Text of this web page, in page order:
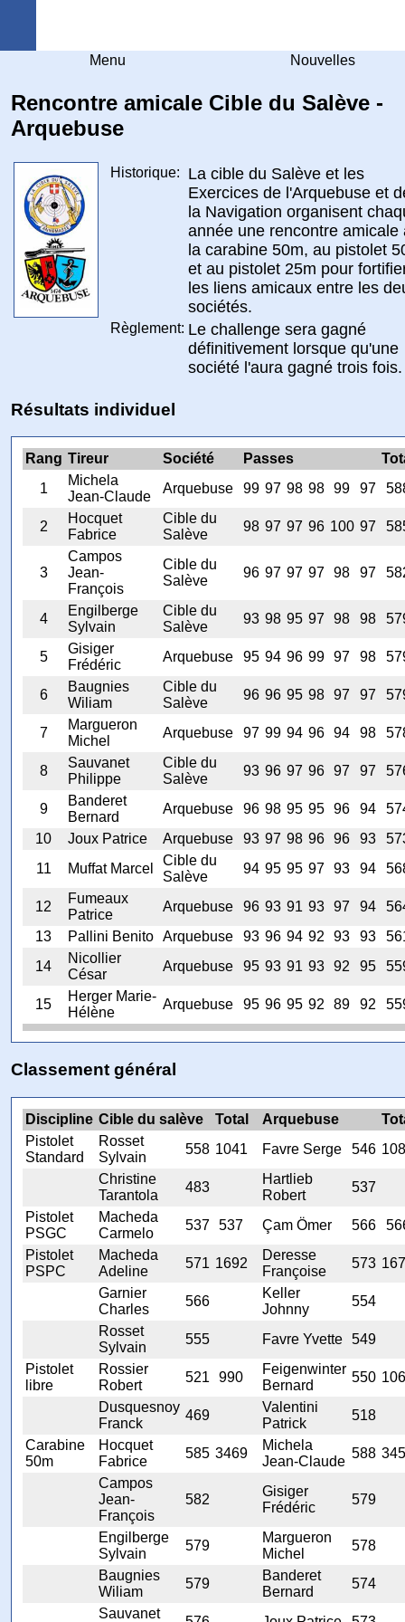
Menu Nouvelles
Rencontre amicale Cible du Salève -
Arquebuse
Historique:
La cible du Salève et les
Exercices de l'Arquebuse et
la Navigation organisent
année une rencontre amicale
la carabine 50m, au pistolet
et au pistolet 25m pour
les liens amicaux entre les
sociétés.
Règlement: Le challenge sera gagné
définitivement lorsque qu'une
société l'aura gagné trois fois.
Résultats individuel
Rang Tireur Société Passes
1
Michela
Jean-Claude
Arquebuse 99 97 98 98 99 97
2
Hocquet
Fabrice
Cible du
Salève
98 97 97 96 100 97
3
Campos
Jean-
François
Cible du
Salève
96 97 97 97 98 97
4
Engilberge
Sylvain
Cible du
Salève
93 98 95 97 98 98
5
Gisiger
Frédéric
Arquebuse 95 94 96 99 97 98
6
Baugnies
Wiliam
Cible du
Salève
96 96 95 98 97 97
7
Margueron
Michel
Arquebuse 97 99 94 96 94 98
8
Sauvanet
Philippe
Cible du
Salève
93 96 97 96 97 97
9
Banderet
Bernard
Arquebuse 96 98 95 95 96 94
10
Joux Patrice Arquebuse 93 97 98 96 96 93
11
Muffat Marcel
Cible du
Salève
94 95 95 97 93 94
12
Fumeaux
Patrice
Arquebuse 96 93 91 93 97 94
13
Pallini Benito Arquebuse 93 96 94 92 93 93
14
Nicollier
César
Arquebuse 95 93 91 93 92 95
15
Herger Marie-
Hélène
Arquebuse 95 96 95 92 89 92
Classement général
Discipline Cible du salève Total Arquebuse
Pistolet
Standard
Rosset
Sylvain
558 1041 Favre Serge 546
Christine
Tarantola
483
Hartlieb
Robert
537
Pistolet
PSGC
Macheda
Carmelo
537 537 Çam Ömer 566
Pistolet
PSPC
Macheda
Adeline
571 1692
Deresse
Françoise
573
Garnier
Charles
566
Keller
Johnny
554
Rosset
Sylvain
555 Favre Yvette 549
Pistolet
libre
Rossier
Robert
521 990
Feigenwinter
Bernard
550
Dusquesnoy
Franck
469
Valentini
Patrick
518
Carabine
50m
Hocquet
Fabrice
585 3469
Michela
Jean-Claude
588
Campos
Jean-
François
582
Gisiger
Frédéric
579
Engilberge
Sylvain
579
Margueron
Michel
578
Baugnies
Wiliam
579
Banderet
Bernard
574
Sauvanet